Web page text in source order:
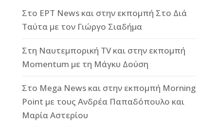
Στο ΕΡΤ News και στην εκπομπή Στο Διά
Ταύτα με τον Γιώργο Σιαδήμα
Στη Ναυτεμπορική TV και στην εκπομπή
Momentum με τη Μάγκυ Δούση
Στο Mega News και στην εκπομπή Morning
Point με τους Ανδρέα Παπαδόπουλο και
Μαρία Αστερίου